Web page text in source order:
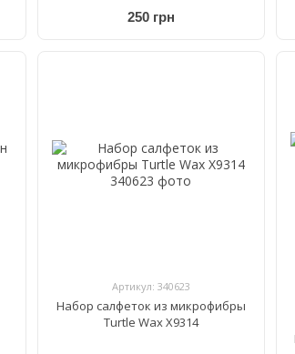
250 грн
Артикул: 340623
Набор салфеток из микрофибры
Turtle Wax X9314